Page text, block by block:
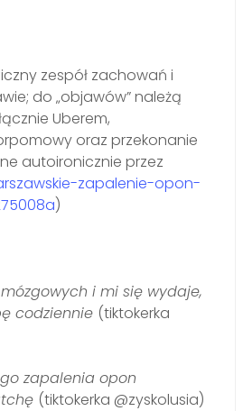
zespół zachowań i
do „objawów” należą
Uberem,
oraz przekonanie
autoironicznie przez
zapalenie-opon-
)
i mi się wydaje,
codziennie (tiktokerka
zapalenia opon
(tiktokerka @zyskolusia)